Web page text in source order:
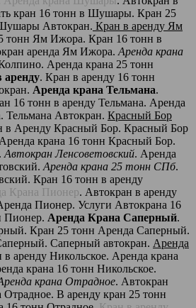
кран 16 тонн в Шушары. Кран 25
Автокран. Кран в аренду Ям
тонн Ям Ижора. Кран 16 тонн в
аренда Ям Ижора. Аренда крана
Аренда крана 25 тонн
аренду. Кран в аренду 16 тонн
Аренда крана Тельмана.
16 тонн в аренду Тельмана. Аренда
Тельмана Автокран. Красный Бор
в Аренду Красный Бор. Красный Бор
крана 16 тонн Красный Бор.
Автокран Ленсоветовский. Аренда
Аренда крана 25 тонн СПб.
Кран 16 тонн в аренду
Крана Пионер. Автокран в аренду
Пионер. Услуги Автокрана 16
Пионер. Аренда Крана Саперный.
Кран 25 тонн Аренда Саперный.
Саперный автокран. Аренда
в аренду Никольское. Аренда крана
крана 16 тонн Никольское.
крана Отрадное. Автокран
Отрадное. В аренду кран 25 тонн